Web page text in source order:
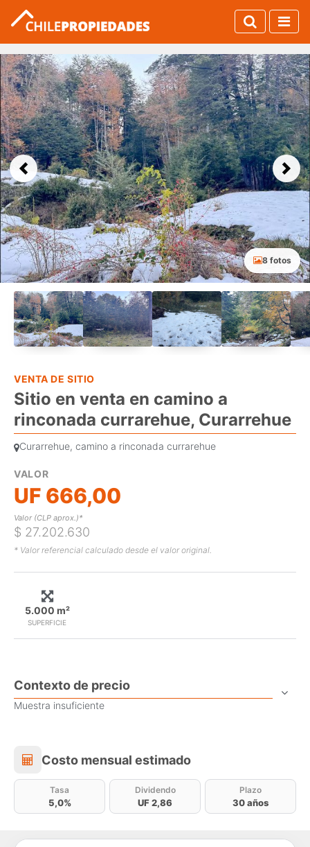
Previous Next
8 fotos
VENTA DE SITIO
Sitio en venta en camino a
rinconada currarehue, Curarrehue
Curarrehue, camino a rinconada currarehue
VALOR
UF 666,00
Valor (CLP aprox.)*
$ 27.202.630
* Valor referencial calculado desde el valor original.
SUPERFICIE
5.000 m²
Contexto de precio
Muestra insuficiente
Costo mensual estimado
Costo mensual estimado
Tasa
5,0%
Dividendo
UF 2,86
Plazo
30 años